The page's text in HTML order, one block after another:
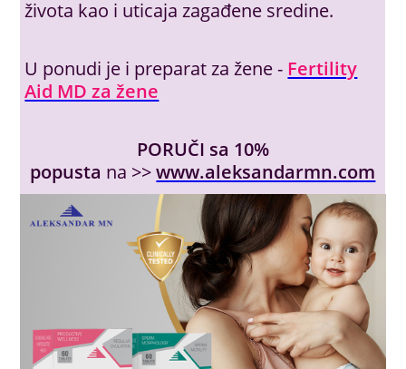
života kao i uticaja zagađene sredine.
U ponudi je i preparat za žene - Fertility
Aid MD za žene
PORUČI sa 10%
popusta na >>www.aleksandarmn.com